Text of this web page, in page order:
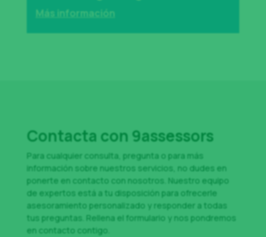
Más información
Contacta con 9assessors
Para cualquier consulta, pregunta o para más
información sobre nuestros servicios, no dudes en
ponerte en contacto con nosotros. Nuestro equipo
de expertos está a tu disposición para ofrecerle
asesoramiento personalizado y responder a todas
tus preguntas. Rellena el formulario y nos pondremos
en contacto contigo.